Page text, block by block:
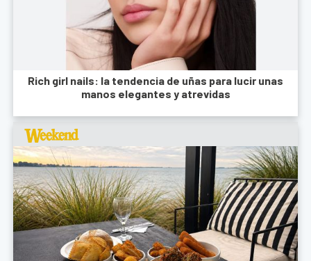
Rich girl nails: la tendencia de uñas para lucir unas
manos elegantes y atrevidas